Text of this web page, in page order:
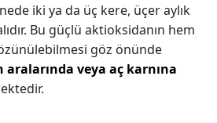
iki ya da üç kere, üçer aylık
Bu güçlü aktioksidanın hem
göz önünde
aralarında veya aç karnına